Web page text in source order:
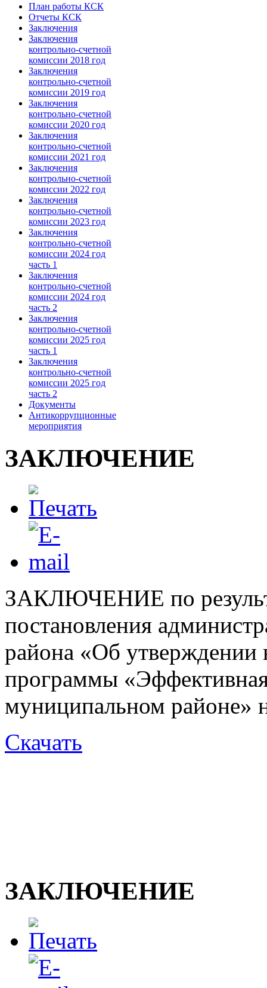
План работы КСК
Отчеты КСК
Заключения
Заключения
контрольно-счетной
комиссии 2018 год
Заключения
контрольно-счетной
комиссии 2019 год
Заключения
контрольно-счетной
комиссии 2020 год
Заключения
контрольно-счетной
комиссии 2021 год
Заключения
контрольно-счетной
комиссии 2022 год
Заключения
контрольно-счетной
комиссии 2023 год
Заключения
контрольно-счетной
комиссии 2024 год
часть 1
Заключения
контрольно-счетной
комиссии 2024 год
часть 2
Заключения
контрольно-счетной
комиссии 2025 год
часть 1
Заключения
контрольно-счетной
комиссии 2025 год
часть 2
Документы
Антикоррупционные
мероприятия
ЗАКЛЮЧЕНИЕ
ЗАКЛЮЧЕНИЕ по
постановления
района «Об утверждении
программы
муниципальном районе»
Скачать
ЗАКЛЮЧЕНИЕ